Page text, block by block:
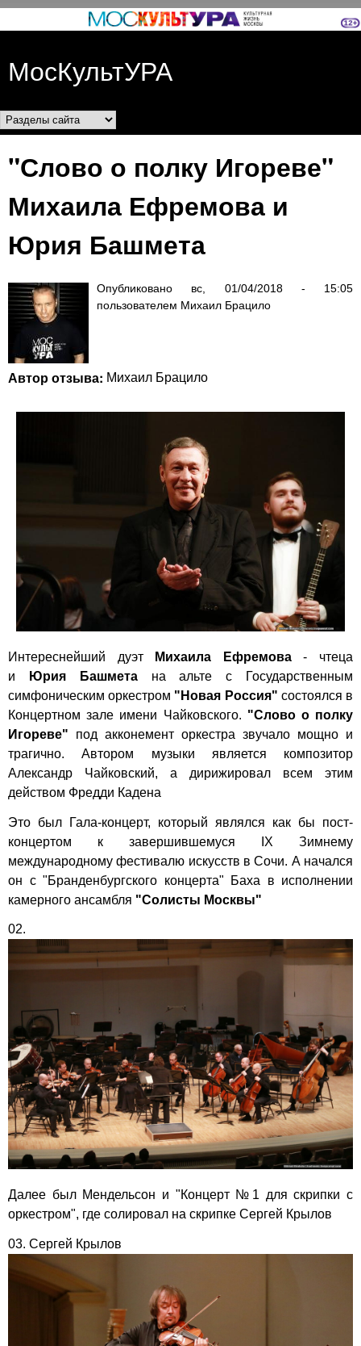
Перейти к основному
МосКультУРА
Разделы сайта
"Слово о полку Игореве"
Михаила Ефремова и
Юрия Башмета
Опубликовано вс, 01/04/2018 - 15:05
пользователем Михаил Брацило
Автор отзыва: Михаил Брацило
Интереснейший дуэт Михаила Ефремова- чтеца
и
Юрия Башметана альте с Государственным
симфоническим оркестром "Новая Россия" состоялся в
Концертном зале имени Чайковского. "Слово о полку
Игореве" под акконемент оркестра звучало мощно и
трагично. Автором музыки является композитор
Александр Чайковский, а дирижировал всем этим
действом Фредди Кадена
Это был Гала-концерт, который являлся как бы пост-
концертом к завершившемуся IX Зимнему
международному фестивалю искусств в Сочи. А начался
он с "Бранденбургского концерта" Баха в исполнении
камерного ансамбля "Солисты Москвы"
02.
Далее был Мендельсон и "Концерт №1 для скрипки с
оркестром", где солировал на скрипке Сергей Крылов
03. Сергей Крылов